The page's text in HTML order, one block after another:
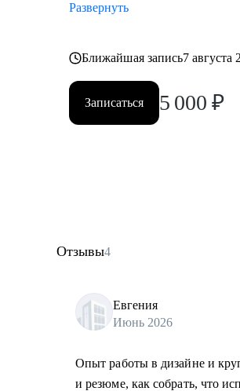
Развернуть
Ближайшая запись7 августа
Записаться 5 000 ₽
Отзывы4
Евгения
Июнь 2026
Опыт работы в дизайне и
и резюме, как собрать, что